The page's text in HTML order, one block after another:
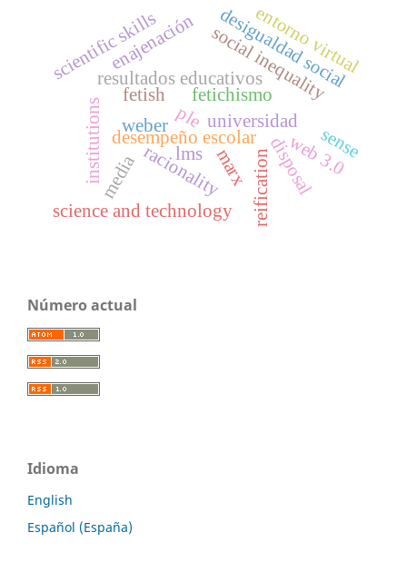
universidad
fetichismo
resultados educativos
desempeño escolar
social inequality
desigualdad social
racionality
weber
institutions
fetish
disposal
reification
enajenación
marx
media
science and technology
scientific skills
ple
lms
entorno virtual
web 3.0
sense
Número actual
Idioma
English
Español (España)